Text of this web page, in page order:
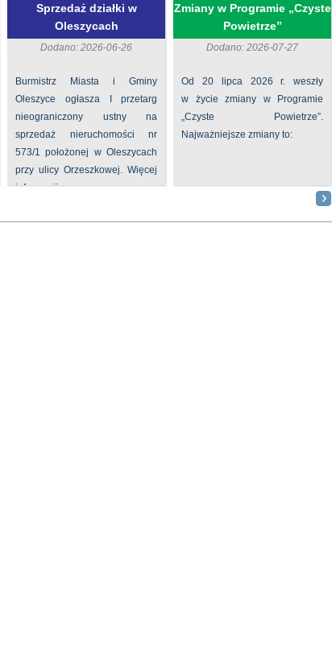
Sprzedaż działki w
Oleszycach
Dodano: 2026-06-26
Burmistrz Miasta i Gminy
Oleszyce ogłasza I przetarg
nieograniczony ustny na
sprzedaż nieruchomości nr
573/1 położonej w Oleszycach
przy ulicy Orzeszkowej. Więcej
informacji ...
Zmiany w Programie „Czyste
Powietrze”
Dodano: 2026-07-27
Od 20 lipca 2026 r. weszły
w życie zmiany w Programie
„Czyste Powietrze”.
Najważniejsze zmiany to: